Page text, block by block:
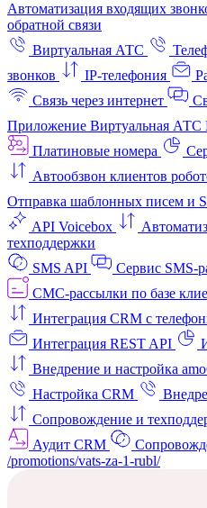
Автоматизация входящих
обратной связи
Виртуальная АТС
звонков
IP-телефония
Связь через интернет
Приложение Виртуальная
Платиновые номера
Автообзвон клиентов
Отправка шаблонных писем и
API Voicebox
техподдержки
SMS API
Сервис SMS-
СМС-рассылки по базе
Интеграция CRM с
Интеграция REST API
Внедрение и настройка
Настройка CRM
Сопровождение и
Аудит CRM
/promotions/vats-za-1-rubl/